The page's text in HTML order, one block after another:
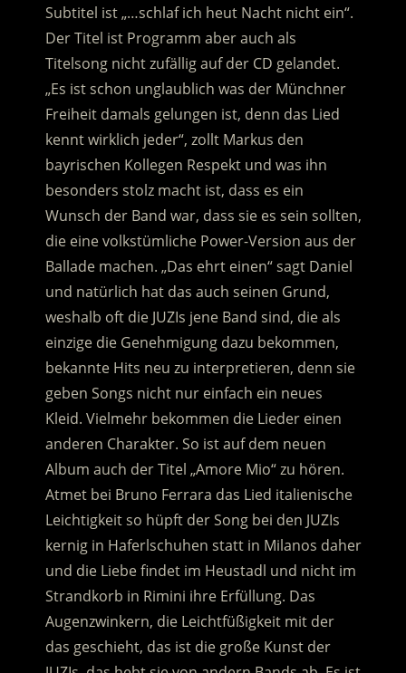
Subtitel ist „…schlaf ich heut Nacht nicht ein“.
Der Titel ist Programm aber auch als
Titelsong nicht zufällig auf der CD gelandet.
„Es ist schon unglaublich was der Münchner
Freiheit damals gelungen ist, denn das Lied
kennt wirklich jeder“, zollt Markus den
bayrischen Kollegen Respekt und was ihn
besonders stolz macht ist, dass es ein
Wunsch der Band war, dass sie es sein sollten,
die eine volkstümliche Power-Version aus der
Ballade machen. „Das ehrt einen“ sagt Daniel
und natürlich hat das auch seinen Grund,
weshalb oft die JUZIs jene Band sind, die als
einzige die Genehmigung dazu bekommen,
bekannte Hits neu zu interpretieren, denn sie
geben Songs nicht nur einfach ein neues
Kleid. Vielmehr bekommen die Lieder einen
anderen Charakter. So ist auf dem neuen
Album auch der Titel „Amore Mio“ zu hören.
Atmet bei Bruno Ferrara das Lied italienische
Leichtigkeit so hüpft der Song bei den JUZIs
kernig in Haferlschuhen statt in Milanos daher
und die Liebe findet im Heustadl und nicht im
Strandkorb in Rimini ihre Erfüllung. Das
Augenzwinkern, die Leichtfüßigkeit mit der
das geschieht, das ist die große Kunst der